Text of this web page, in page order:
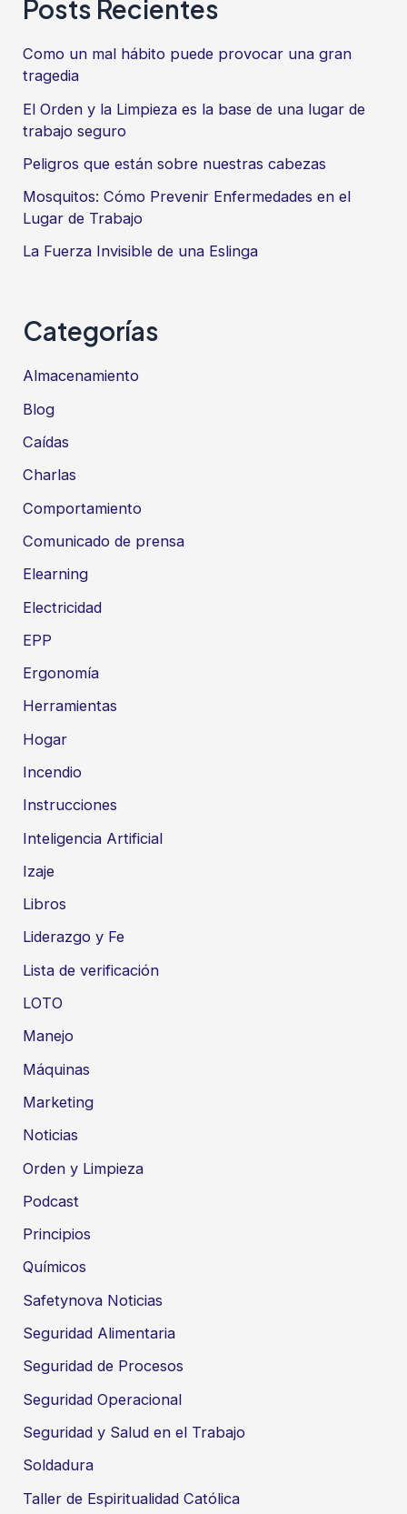
Posts Recientes
Como un mal hábito puede provocar una gran
tragedia
El Orden y la Limpieza es la base de una lugar de
trabajo seguro
Peligros que están sobre nuestras cabezas
Mosquitos: Cómo Prevenir Enfermedades en el
Lugar de Trabajo
La Fuerza Invisible de una Eslinga
Categorías
Almacenamiento
Blog
Caídas
Charlas
Comportamiento
Comunicado de prensa
Elearning
Electricidad
EPP
Ergonomía
Herramientas
Hogar
Incendio
Instrucciones
Inteligencia Artificial
Izaje
Libros
Liderazgo y Fe
Lista de verificación
LOTO
Manejo
Máquinas
Marketing
Noticias
Orden y Limpieza
Podcast
Principios
Químicos
Safetynova Noticias
Seguridad Alimentaria
Seguridad de Procesos
Seguridad Operacional
Seguridad y Salud en el Trabajo
Soldadura
Taller de Espiritualidad Católica